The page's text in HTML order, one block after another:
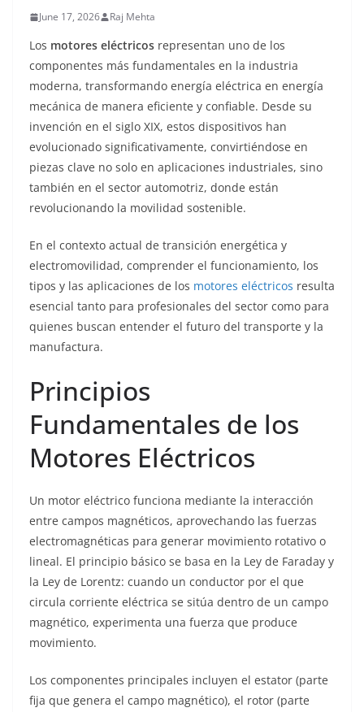
June 17, 2026 Raj Mehta
Los motores eléctricos representan uno de los
componentes más fundamentales en la industria
moderna, transformando energía eléctrica en energía
mecánica de manera eficiente y confiable. Desde su
invención en el siglo XIX, estos dispositivos han
evolucionado significativamente, convirtiéndose en
piezas clave no solo en aplicaciones industriales, sino
también en el sector automotriz, donde están
revolucionando la movilidad sostenible.
En el contexto actual de transición energética y
electromovilidad, comprender el funcionamiento, los
tipos y las aplicaciones de los motores eléctricos resulta
esencial tanto para profesionales del sector como para
quienes buscan entender el futuro del transporte y la
manufactura.
Principios
Fundamentales de los
Motores Eléctricos
Un motor eléctrico funciona mediante la interacción
entre campos magnéticos, aprovechando las fuerzas
electromagnéticas para generar movimiento rotativo o
lineal. El principio básico se basa en la Ley de Faraday y
la Ley de Lorentz: cuando un conductor por el que
circula corriente eléctrica se sitúa dentro de un campo
magnético, experimenta una fuerza que produce
movimiento.
Los componentes principales incluyen el estator (parte
fija que genera el campo magnético), el rotor (parte